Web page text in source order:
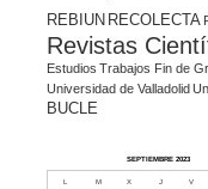
REBIUN RECOLECTA
Revistas
Estudios Trabajos Fin de
Universidad de Valladolid
BUCLE
SEPTIEMBRE 2023
L M X J V